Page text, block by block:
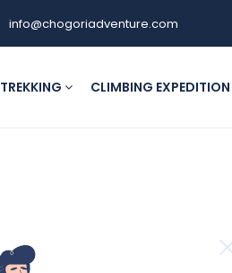
info@chogoriadventure.com
TREKKING CLIMBING EXPEDITION